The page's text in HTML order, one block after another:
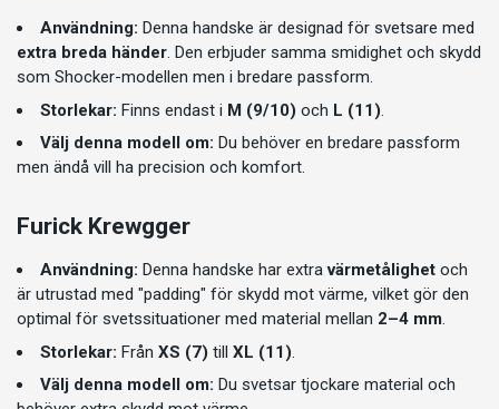
Användning: Denna handske är designad för svetsare med
extra breda händer. Den erbjuder samma smidighet och skydd
som Shocker-modellen men i bredare passform.
Storlekar: Finns endast i M (9/10) och L (11).
Välj denna modell om: Du behöver en bredare passform
men ändå vill ha precision och komfort.
Furick Krewgger
Användning: Denna handske har extravärmetålighet och
är utrustad med "padding" för skydd mot värme, vilket gör den
optimal för svetssituationer med material mellan 2–4 mm.
Storlekar: Från XS (7) till XL (11).
Välj denna modell om: Du svetsar tjockare material och